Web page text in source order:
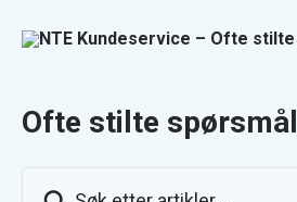
Ofte stilte spørsmål